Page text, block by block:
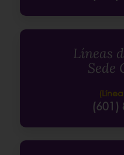
Líneas
Sede
(601)